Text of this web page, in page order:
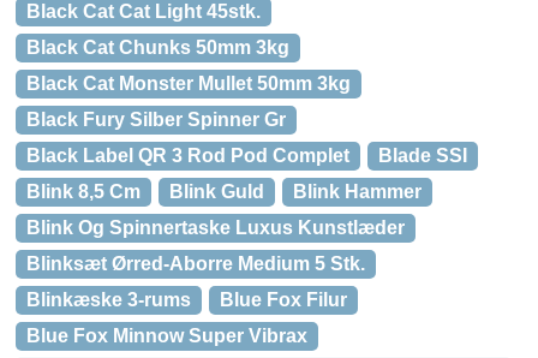
Black Cat Cat Light 45stk.
Black Cat Chunks 50mm 3kg
Black Cat Monster Mullet 50mm 3kg
Black Fury Silber Spinner Gr
Black Label QR 3 Rod Pod Complet
Blade SSI
Blink 8,5 Cm
Blink Guld
Blink Hammer
Blink Og Spinnertaske Luxus Kunstlæder
Blinksæt Ørred-Aborre Medium 5 Stk.
Blinkæske 3-rums
Blue Fox Filur
Blue Fox Minnow Super Vibrax